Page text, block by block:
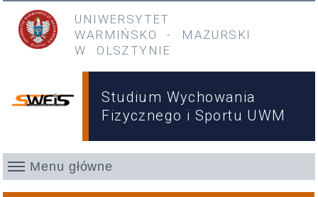
Przejdź do treści
Przejdź do menu głównego
UNIWERSYTET
WARMIŃSKO
- MAZURSKI
W OLSZTYNIE
Studium Wychowania
Fizycznego i Sportu UWM
Menu główne